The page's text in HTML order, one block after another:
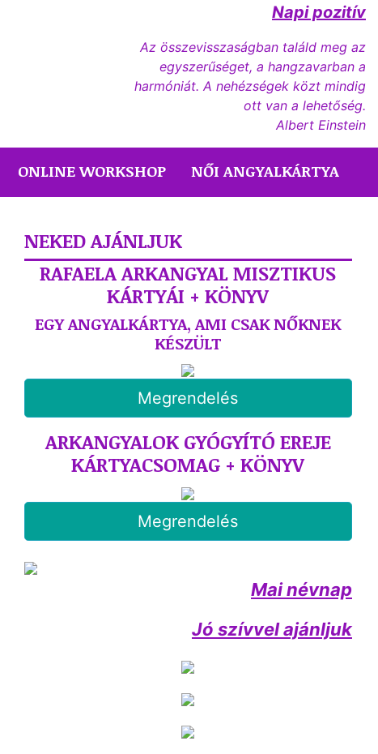
Napi pozitív
Az összevisszaságban találd meg az
egyszerűséget, a hangzavarban a
harmóniát. A nehézségek közt mindig
ott van a lehetőség.
Albert Einstein
ONLINE WORKSHOP NŐI ANGYALKÁRTYA
NEKED AJÁNLJUK
RAFAELA ARKANGYAL MISZTIKUS
KÁRTYÁI + KÖNYV
EGY ANGYALKÁRTYA, AMI CSAK NŐKNEK
KÉSZÜLT
Megrendelés
ARKANGYALOK GYÓGYÍTÓ EREJE
KÁRTYACSOMAG + KÖNYV
Megrendelés
Mai névnap
Jó szívvel ajánljuk